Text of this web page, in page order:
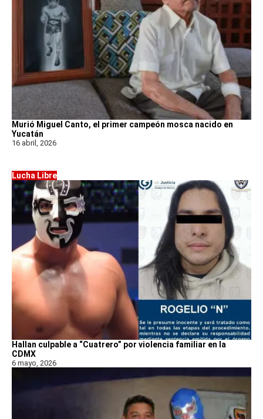
Murió Miguel Canto, el primer campeón mosca nacido en
Yucatán
16 abril, 2026
Lucha Libre
Hallan culpable a “Cuatrero” por violencia familiar en la
CDMX
6 mayo, 2026